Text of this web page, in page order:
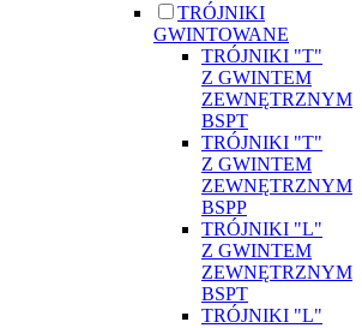
TRÓJNIKI
GWINTOWANE
TRÓJNIKI "T"
Z GWINTEM
ZEWNĘTRZNYM
BSPT
TRÓJNIKI "T"
Z GWINTEM
ZEWNĘTRZNYM
BSPP
TRÓJNIKI "L"
Z GWINTEM
ZEWNĘTRZNYM
BSPT
TRÓJNIKI "L"